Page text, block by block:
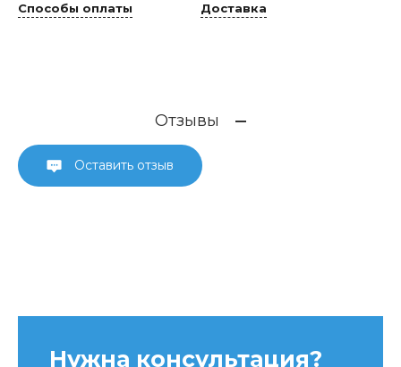
Способы оплаты Доставка
Отзывы
Оставить отзыв
Нужна консультация?